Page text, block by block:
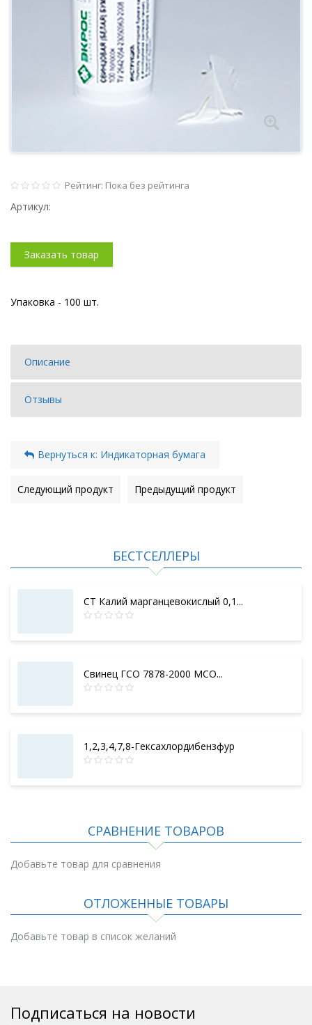
Рейтинг: Пока без рейтинга
Артикул:
Заказать товар
Упаковка - 100 шт.
Описание
Отзывы
Вернуться к: Индикаторная бумага
Следующий продукт Предыдущий продукт
БЕСТСЕЛЛЕРЫ
СТ Калий марганцевокислый 0,1...
Свинец ГСО 7878-2000 МСО...
1,2,3,4,7,8-Гексахлордибензфур
СРАВНЕНИЕ ТОВАРОВ
Добавьте товар для сравнения
ОТЛОЖЕННЫЕ ТОВАРЫ
Добавьте товар в список желаний
Подписаться на новости